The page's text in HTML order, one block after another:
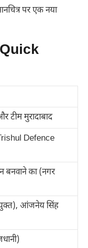
पर एक नया
टीम मुरादाबाद
Defence
बनवाने का (नगर
आंजनेय सिंह